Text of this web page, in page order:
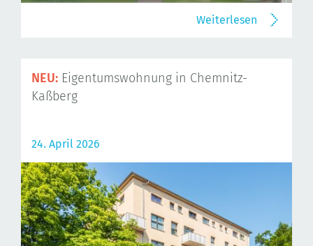
Weiterlesen
NEU: Eigentumswohnung in Chemnitz-
Kaßberg
24. April 2026